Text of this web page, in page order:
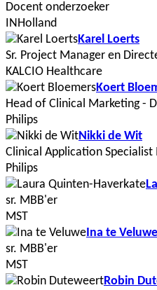
Docent onderzoeker
INHolland
Karel Loerts
Sr. Project Manager en
KALCIO Healthcare
Koert
Head of Clinical Marketing -
Philips
Nikki de Wit
Clinical Application Specialist
Philips
sr. MBB'er
MST
Ina te Veluwe
sr. MBB'er
MST
Robin